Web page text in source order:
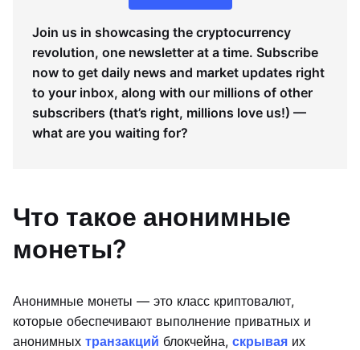
Join us in showcasing the cryptocurrency
revolution, one newsletter at a time. Subscribe
now to get daily news and market updates right
to your inbox, along with our millions of other
subscribers (that’s right, millions love us!) —
what are you waiting for?
Что такое анонимные
монеты?
Анонимные монеты — это класс криптовалют,
которые обеспечивают выполнение приватных и
анонимных транзакций блокчейна, скрывая их